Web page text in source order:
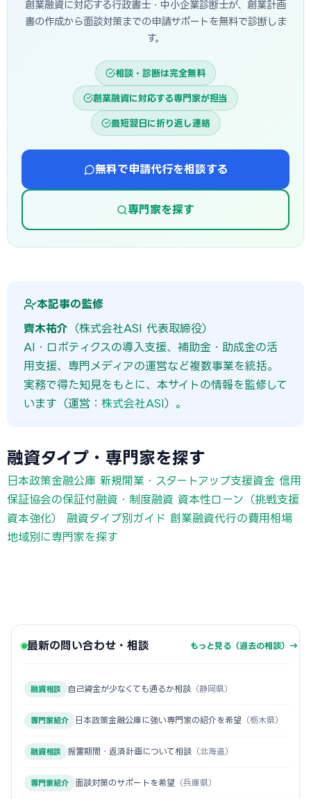
創業融資に対応する行政書士・中小企業診断士が、創業計画
書の作成から面談対策までの申請サポートを無料で診断しま
す。
相談・診断は完全無料
創業融資に対応する専門家が担当
最短翌日に折り返し連絡
無料で申請代行を相談する
専門家を探す
本記事の監修
齊木祐介 （株式会社ASI 代表取締役）
AI・ロボティクスの導入支援、補助金・助成金の活
用支援、専門メディアの運営など複数事業を統括。
実務で得た知見をもとに、本サイトの情報を監修して
います（運営： 株式会社ASI）。
融資タイプ・専門家を探す
日本政策金融公庫 新規開業・スタートアップ支援資金 信用
保証協会の保証付融資・制度融資 資本性ローン（挑戦支援
資本強化）
融資タイプ別ガイド 創業融資代行の費用相場
地域別に専門家を探す
最新の問い合わせ・相談 もっと見る（過去の相談）→
融資相談 自己資金が少なくても通るか相談 （静岡県）
専門家紹介 日本政策金融公庫に強い専門家の紹介を希望 （栃木県）
融資相談 据置期間・返済計画について相談 （北海道）
専門家紹介 面談対策のサポートを希望 （兵庫県）